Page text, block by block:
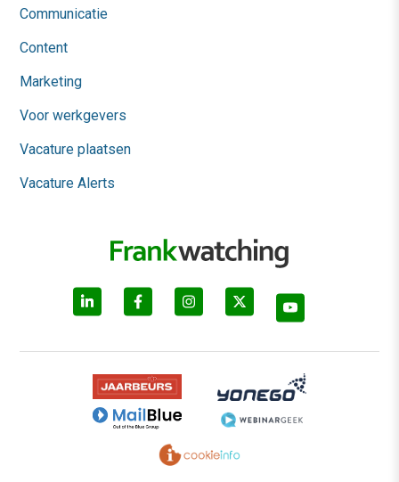
Communicatie
Content
Marketing
Voor werkgevers
Vacature plaatsen
Vacature Alerts